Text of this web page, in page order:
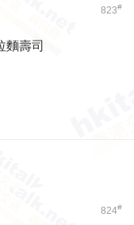
823#
麵壽司
824#